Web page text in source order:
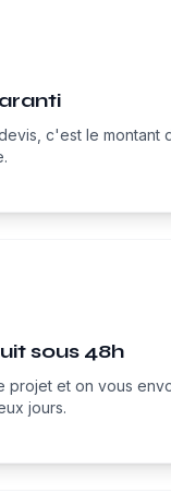
c'est le montant
sous 48h
projet et on vous
jours.